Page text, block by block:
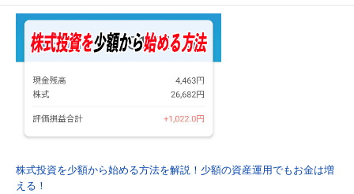
株式投資を少額から始める方法を解説！少額の資産運用でもお金は増
える！